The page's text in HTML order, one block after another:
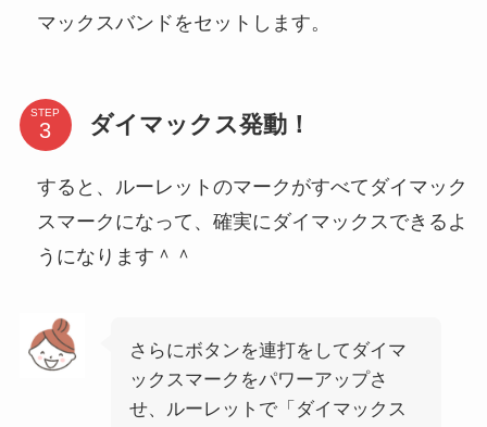
マックスバンドをセットします。
STEP ダイマックス発動！
すると、ルーレットのマークがすべてダイマック
スマークになって、確実にダイマックスできるよ
うになります＾＾
さらにボタンを連打をしてダイマ
ックスマークをパワーアップさ
せ、ルーレットで「ダイマックス